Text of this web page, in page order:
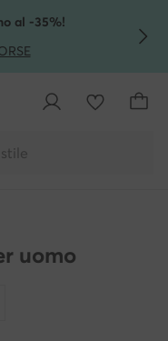
al -35%!
uomo